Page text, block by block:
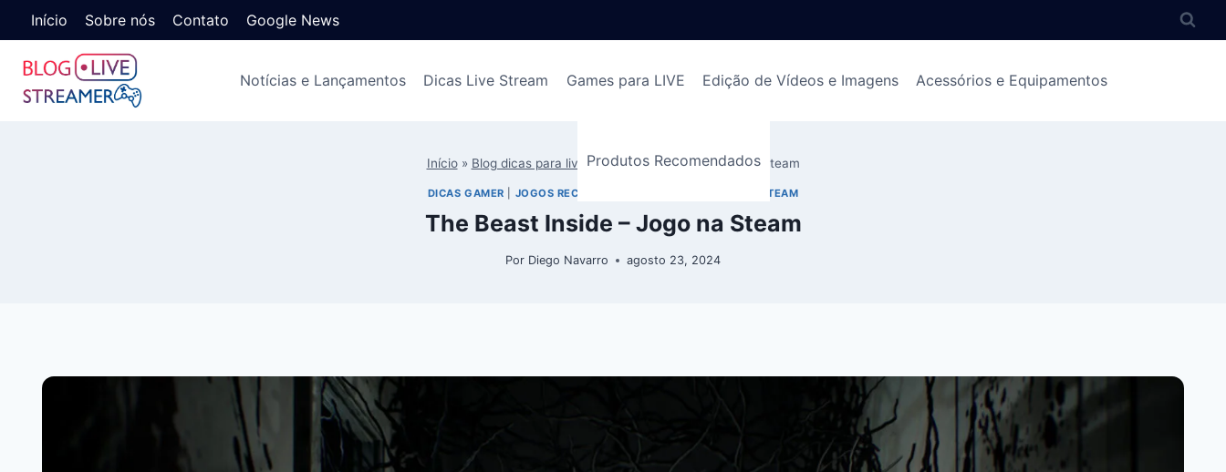
Início Sobre nós Contato Google News
Notícias e Lançamentos Dicas Live Stream Games para LIVE Edição de Vídeos e Imagens Acessórios e Equipamentos
Produtos Recomendados
Início» Blog dicas para live »The Beast Inside – Jogo na Steam
DICAS GAMER JOGOS RECOMENDADOS ENCONTRADOS NA STEAM
The Beast Inside – Jogo na Steam
Por Diego Navarro agosto 23, 2024